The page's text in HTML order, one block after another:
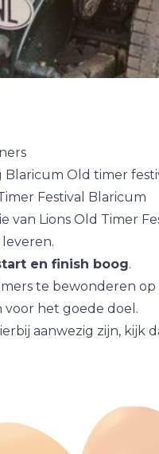
Old timer
Festival Blaricum
van Lions Old Timer
leveren.
en finish boog.
te bewonderen
het goede doel.
aanwezig zijn, kijk